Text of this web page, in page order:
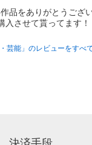
品をありがとうござ
入させて貰ってます！
芸能」のレビューをすべ